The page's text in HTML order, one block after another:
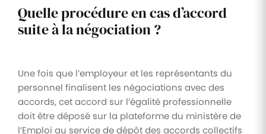
Quelle procédure en cas d’accord
suite à la négociation ?
Une fois que l’employeur et les représentants du
personnel finalisent les négociations avec des
accords, cet accord sur l’égalité professionnelle
doit être déposé sur la plateforme du ministère de
l’Emploi au service de dépôt des accords collectifs